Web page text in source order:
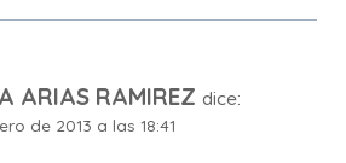
ARIAS RAMIREZ dice:
de 2013 a las 18:41